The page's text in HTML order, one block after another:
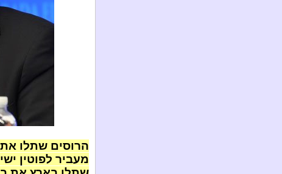
הרוסים שתלו
מעביר לפוטין